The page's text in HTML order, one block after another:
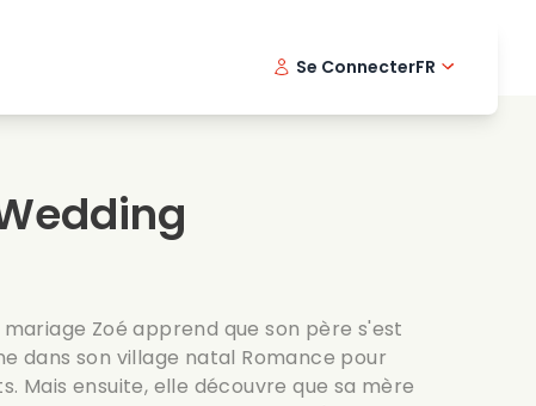
romantiques
Mariage
Se ConnecterFR
Zoé apprend que son père s'est
dans son village natal Romance pour
Mais ensuite, elle découvre que sa mère